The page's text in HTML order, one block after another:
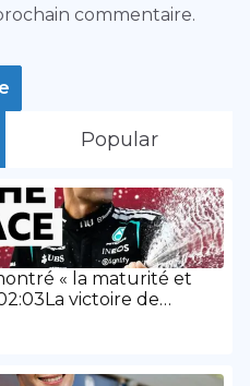
commentaire.
Popular
« la maturité et
victoire de
et l’expérience »